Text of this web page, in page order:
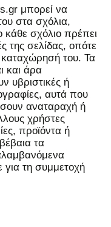
μπορεί να
στα σχόλια,
κάθε σχόλιο πρέπει
της σελίδας, οπότε
καταχώρησή του. Τα
και άρα
υβριστικές ή
αυτά που
αναταραχή ή
χρήστες
προϊόντα ή
τα
τη συμμετοχή